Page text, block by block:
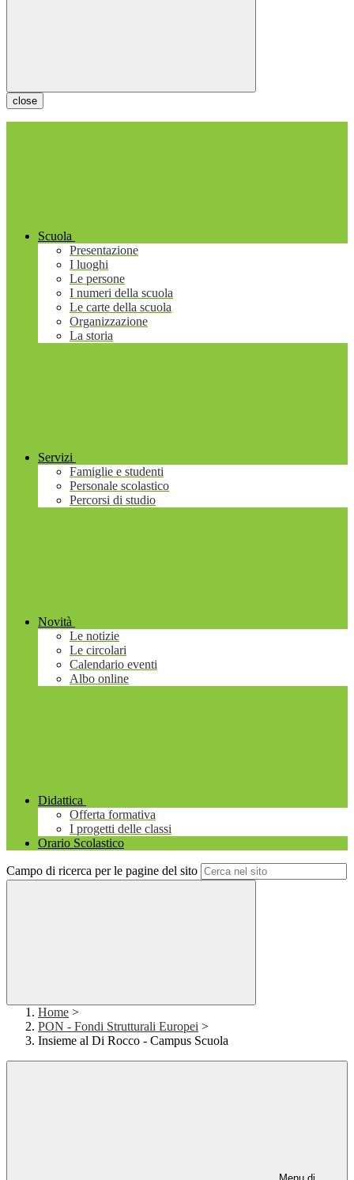
close
Scuola
Presentazione
I luoghi
Le persone
I numeri della scuola
Le carte della scuola
Organizzazione
La storia
Servizi
Famiglie e studenti
Personale scolastico
Percorsi di studio
Novità
Le notizie
Le circolari
Calendario eventi
Albo online
Didattica
Offerta formativa
I progetti delle classi
Orario Scolastico
Campo di ricerca per le pagine del sito
Home >
PON - Fondi Strutturali Europei >
Insieme al Di Rocco - Campus Scuola